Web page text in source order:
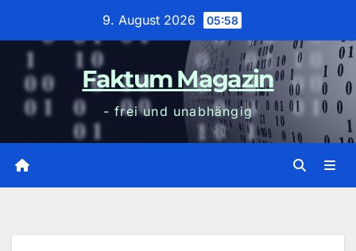
9. August 2026 05:58
Faktum Magazin
- frei und unabhängig